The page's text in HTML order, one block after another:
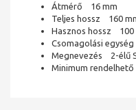
Átmérő 16 mm
Teljes hossz 160
Hasznos hossz 100
Csomagolási
Megnevezés 2-élű
Minimum